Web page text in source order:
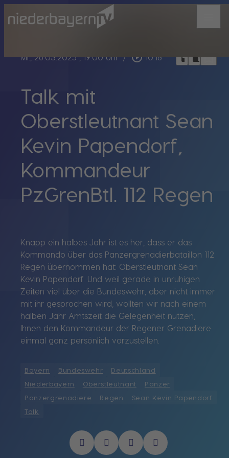
Mi., 26.03.2025, 19:00 Uhr / play_circle_outline 10:18 headphoneschrome_reader_modebookmark_border
Talk mit
Oberstleutnant Sean
Kevin Papendorf,
Kommandeur
PzGrenBtl. 112 Regen
Knapp ein halbes Jahr ist es her, dass er das
Kommando über das Panzergrenadierbataillon 112
Regen übernommen hat: Oberstleutnant Sean
Kevin Papendorf. Und weil gerade in unruhigen
Zeiten viel über die Bundeswehr, aber nicht immer
mit ihr gesprochen wird, wollten wir nach einem
halben Jahr Amtszeit die Gelegenheit nutzen,
Ihnen den Kommandeur der Regener Grenadiere
einmal ganz persönlich vorzustellen.
Bayern Bundeswehr
Deutschland
Niederbayern
Oberstleutnant
Panzer
Panzergrenadiere
Regen
Sean Kevin Papendorf
Talk